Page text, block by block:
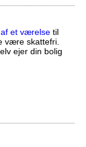
et værelsetil
være skattefri.
ejer din bolig